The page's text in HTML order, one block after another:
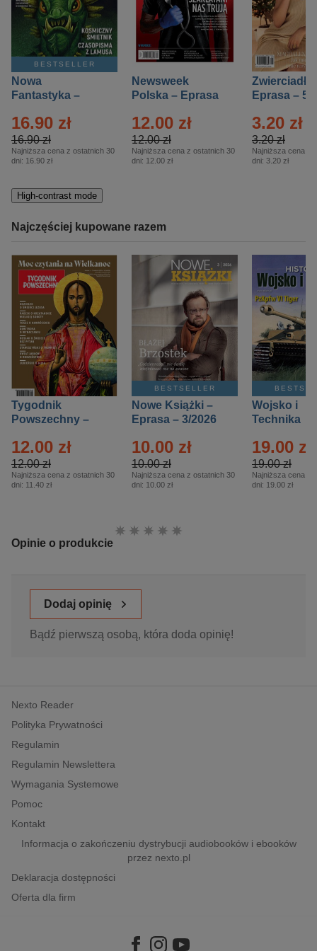
BESTSELLER
Nowa
Fantastyka –
16.90 zł
16.90 zł
Najniższa cena z ostatnich 30
dni: 16.90 zł
Newsweek
Polska – Eprasa
12.00 zł
12.00 zł
Najniższa cena z ostatnich 30
dni: 12.00 zł
Zwierciadło
Eprasa – 5/
3.20 zł
3.20 zł
Najniższa cena z
dni: 3.20 zł
High-contrast mode
Najczęściej kupowane razem
Tygodnik
Powszechny –
12.00 zł
12.00 zł
Najniższa cena z ostatnich 30
dni: 11.40 zł
BESTSELLER
Nowe Książki –
Eprasa – 3/2026
10.00 zł
10.00 zł
Najniższa cena z ostatnich 30
dni: 10.00 zł
Wojsko i
Technika
– 2/2026
19.00 zł
19.00 zł
Najniższa cena z
dni: 19.00 zł
Opinie o produkcie
Ocena:
Dodaj opinię
Bądź pierwszą osobą, która doda opinię!
Nexto Reader
Polityka Prywatności
Regulamin
Regulamin Newslettera
Wymagania Systemowe
Pomoc
Kontakt
Informacja o zakończeniu dystrybucji audiobooków i ebooków
przez nexto.pl
Deklaracja dostępności
Oferta dla firm